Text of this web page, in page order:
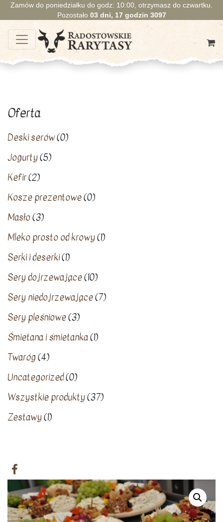
Zamów do poniedziałku do godz: 10:00, otrzymasz do czwartku.
Pozostało 03dni, 17 godzin 3097
Oferta
Deski serów(0)
Jogurty(5)
Kefir(2)
Kosze prezentowe(0)
Masło(3)
Mleko prosto od krowy(1)
Serki i deserki(1)
Sery dojrzewające(10)
Sery niedojrzewające(7)
Sery pleśniowe(3)
Śmietana i śmietanka(1)
Twaróg(4)
Uncategorized(0)
Wszystkie produkty(37)
Zestawy(1)